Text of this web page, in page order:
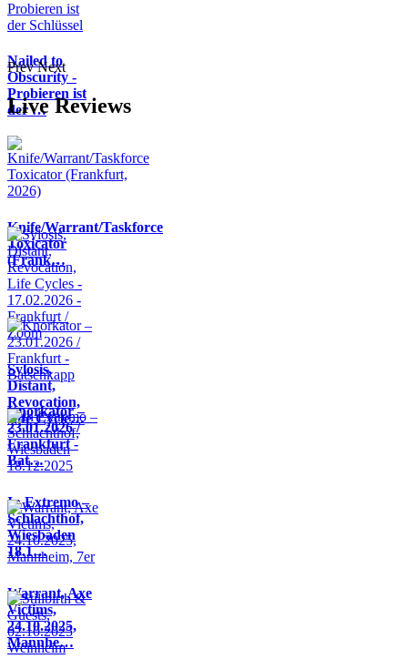
Nailed to
Obscurity -
Probieren ist
der …
Prev Next
Live Reviews
Knife/Warrant/Taskforce
Toxicator
(Frank…
Sylosis,
Distant,
Revocation,
Life Cycle…
Knorkator –
23.01.2026 /
Frankfurt -
Bat…
In Extremo –
Schlachthof,
Wiesbaden
18.1…
Warrant, Axe
Victims,
24.10.2025,
Mannhe…